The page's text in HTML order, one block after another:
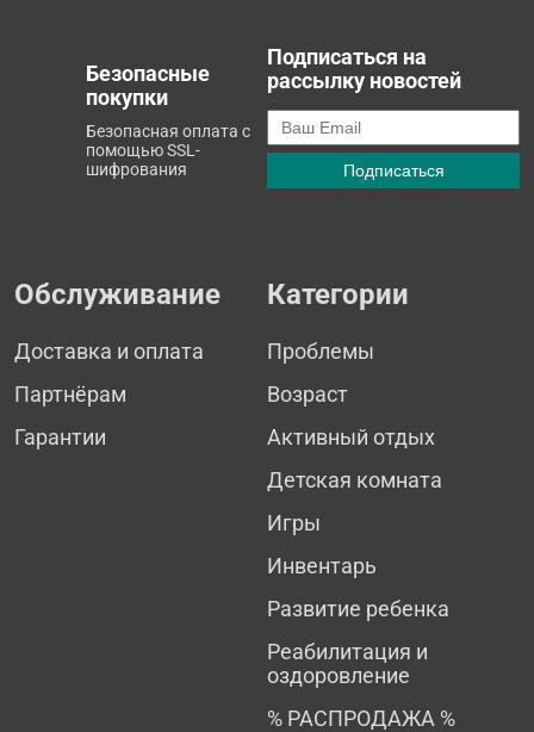
Безопасные
покупки
Безопасная оплата с
помощью SSL-
шифрования
Подписаться на
рассылку новостей
Обслуживание
Доставка и оплата
Партнёрам
Гарантии
Категории
Проблемы
Возраст
Активный отдых
Детская комната
Игры
Инвентарь
Развитие ребенка
Реабилитация и
оздоровление
% РАСПРОДАЖА %